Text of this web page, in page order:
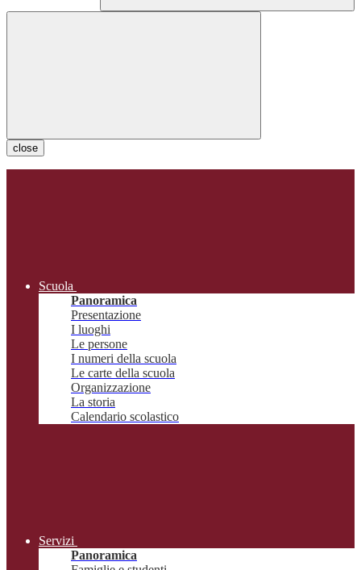
close
Scuola
Panoramica
Presentazione
I luoghi
Le persone
I numeri della scuola
Le carte della scuola
Organizzazione
La storia
Calendario scolastico
Servizi
Panoramica